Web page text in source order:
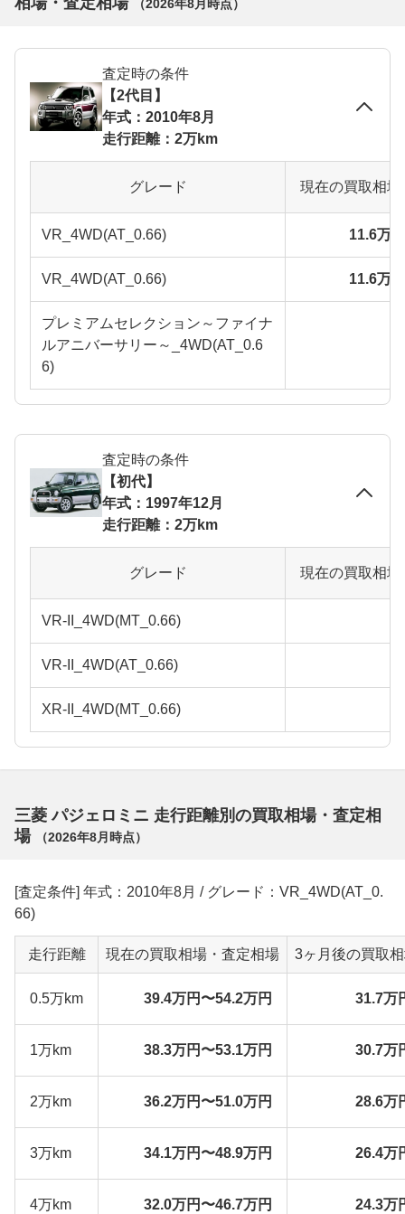
（2026年8月 時点）
査定時の条件
【2代目】
年式：2010年8月
走行距離：2万km
グレード 現在の買取相
VR_4WD(AT_0.66) 11.6万
VR_4WD(AT_0.66) 11.6万
プレミアムセレクション～ファイナ
ルアニバーサリー～_4WD(AT_0.6
6)
査定時の条件
【初代】
年式：1997年12月
走行距離：2万km
グレード 現在の買取相
VR-II_4WD(MT_0.66)
VR-II_4WD(AT_0.66)
XR-II_4WD(MT_0.66)
三菱 パジェロミニ 走行距離別の買取相場・査定相
場
（2026年8月 時点）
[査定条件] 年式：2010年8月 / グレード：VR_4WD(AT_0.
66)
走行距離 現在の買取相場・査定相場 3ヶ月後の買取
0.5万km 39.4万円〜54.2万円 31.7万
1万km 38.3万円〜53.1万円 30.7万
2万km 36.2万円〜51.0万円 28.6万
3万km 34.1万円〜48.9万円 26.4万
4万km 32.0万円〜46.7万円 24.3万